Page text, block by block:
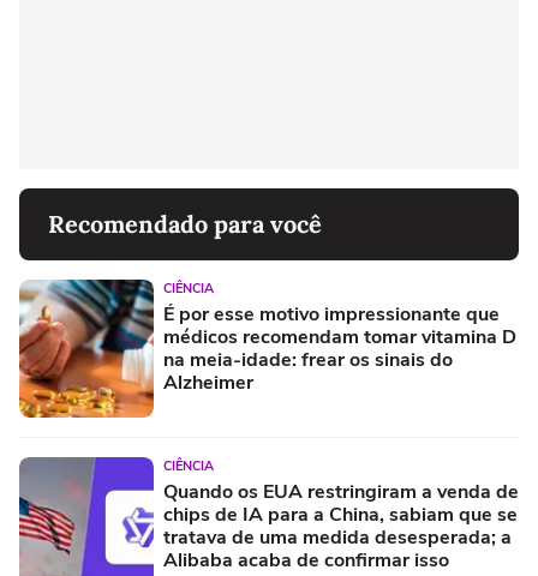
Recomendado para você
CIÊNCIA
É por esse motivo impressionante que
médicos recomendam tomar vitamina D
na meia-idade: frear os sinais do
Alzheimer
CIÊNCIA
Quando os EUA restringiram a venda de
chips de IA para a China, sabiam que se
tratava de uma medida desesperada; a
Alibaba acaba de confirmar isso